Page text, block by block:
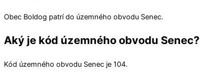
Obec Boldog patrí do územného obvodu Senec.
Aký je kód územného obvodu Senec?
Kód územného obvodu Senec je 104.